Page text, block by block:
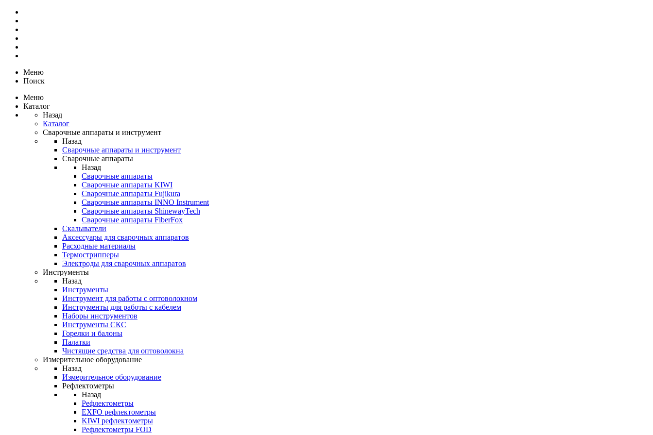
Меню
Поиск
Меню
Каталог
Назад
Каталог
Сварочные аппараты и инструмент
Назад
Сварочные аппараты и инструмент
Сварочные аппараты
Назад
Сварочные аппараты
Сварочные аппараты KIWI
Сварочные аппараты Fujikura
Сварочные аппараты INNO Instrument
Сварочные аппараты ShinewayTech
Cварочные аппараты FiberFox
Скалыватели
Аксессуары для сварочных аппаратов
Расходные материалы
Термострипперы
Электроды для сварочных аппаратов
Инструменты
Назад
Инструменты
Инструмент для работы с оптоволокном
Инструменты для работы с кабелем
Наборы инструментов
Инструменты СКС
Горелки и балоны
Палатки
Чистящие средства для оптоволокна
Измерительное оборудование
Назад
Измерительное оборудование
Рефлектометры
Назад
Рефлектометры
EXFO рефлектометры
KIWI рефлектометры
Рефлектометры FOD